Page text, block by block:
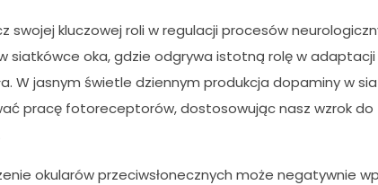
swojej kluczowej roli w regulacji procesów
siatkówce oka, gdzie odgrywa istotną rolę w adaptacji
W jasnym świetle dziennym produkcja dopaminy w
pracę fotoreceptorów, dostosowując nasz wzrok do
okularów przeciwsłonecznych może negatywnie